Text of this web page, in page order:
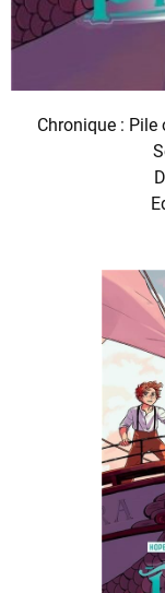
Chronique : Pile